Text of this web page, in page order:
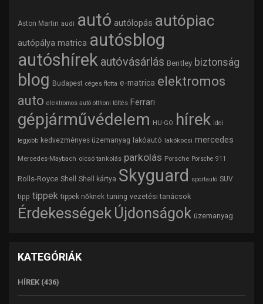
Aston Martin audi autó autólopás autópiac
autópálya matrica autósblog
autóshírek autóvásárlás Bentley biztonság
blog Budapest céges flotta e-matrica elektromos
auto elektromos autó otthoni töltés Ferrari
gépjárművédelem HU-GO hírek idei
legjobb kedvezményes üzemanyag lakóautó lakókocsi mercedes
Mercedes-Maybach olcsó tankolás parkolás Porsche Porsche 911
Rolls-Royce Shell Shell kártya Skyguard sportautó SUV
tipp tippek tippek nőknek tuning vezetési tanácsok
Érdekességek Újdonságok üzemanyag
KATEGÓRIÁK
HÍREK (436)